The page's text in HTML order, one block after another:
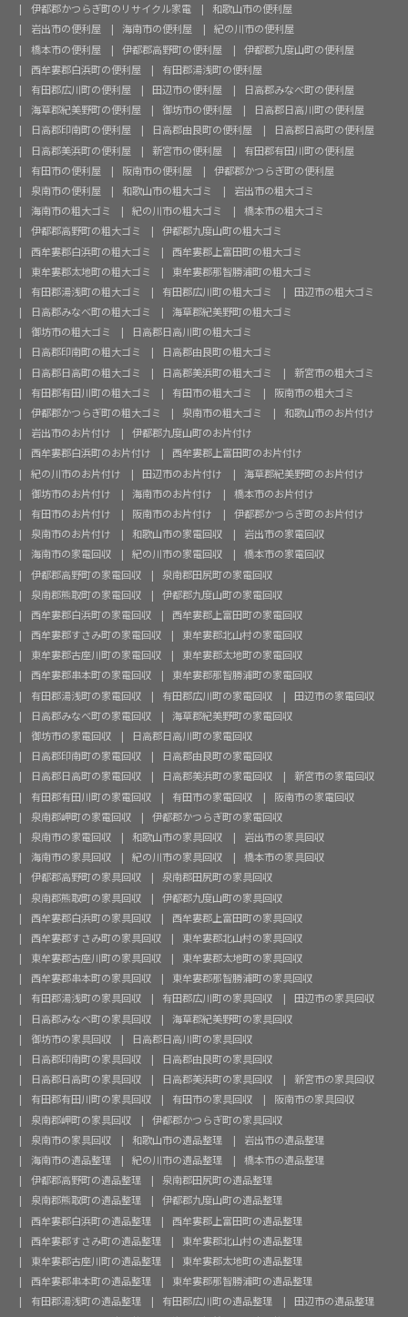
伊都郡かつらぎ町のリサイクル家電
和歌山市の便利屋
岩出市の便利屋
海南市の便利屋
紀の川市の便利屋
橋本市の便利屋
伊都郡高野町の便利屋
伊都郡九度山町の便利屋
西牟婁郡白浜町の便利屋
有田郡湯浅町の便利屋
有田郡広川町の便利屋
田辺市の便利屋
日高郡みなべ町の便利屋
海草郡紀美野町の便利屋
御坊市の便利屋
日高郡日高川町の便利屋
日高郡印南町の便利屋
日高郡由良町の便利屋
日高郡日高町の便利屋
日高郡美浜町の便利屋
新宮市の便利屋
有田郡有田川町の便利屋
有田市の便利屋
阪南市の便利屋
伊都郡かつらぎ町の便利屋
泉南市の便利屋
和歌山市の粗大ゴミ
岩出市の粗大ゴミ
海南市の粗大ゴミ
紀の川市の粗大ゴミ
橋本市の粗大ゴミ
伊都郡高野町の粗大ゴミ
伊都郡九度山町の粗大ゴミ
西牟婁郡白浜町の粗大ゴミ
西牟婁郡上富田町の粗大ゴミ
東牟婁郡太地町の粗大ゴミ
東牟婁郡那智勝浦町の粗大ゴミ
有田郡湯浅町の粗大ゴミ
有田郡広川町の粗大ゴミ
田辺市の粗大ゴミ
日高郡みなべ町の粗大ゴミ
海草郡紀美野町の粗大ゴミ
御坊市の粗大ゴミ
日高郡日高川町の粗大ゴミ
日高郡印南町の粗大ゴミ
日高郡由良町の粗大ゴミ
日高郡日高町の粗大ゴミ
日高郡美浜町の粗大ゴミ
新宮市の粗大ゴミ
有田郡有田川町の粗大ゴミ
有田市の粗大ゴミ
阪南市の粗大ゴミ
伊都郡かつらぎ町の粗大ゴミ
泉南市の粗大ゴミ
和歌山市のお片付け
岩出市のお片付け
伊都郡九度山町のお片付け
西牟婁郡白浜町のお片付け
西牟婁郡上富田町のお片付け
紀の川市のお片付け
田辺市のお片付け
海草郡紀美野町のお片付け
御坊市のお片付け
海南市のお片付け
橋本市のお片付け
有田市のお片付け
阪南市のお片付け
伊都郡かつらぎ町のお片付け
泉南市のお片付け
和歌山市の家電回収
岩出市の家電回収
海南市の家電回収
紀の川市の家電回収
橋本市の家電回収
伊都郡高野町の家電回収
泉南郡田尻町の家電回収
泉南郡熊取町の家電回収
伊都郡九度山町の家電回収
西牟婁郡白浜町の家電回収
西牟婁郡上富田町の家電回収
西牟婁郡すさみ町の家電回収
東牟婁郡北山村の家電回収
東牟婁郡古座川町の家電回収
東牟婁郡太地町の家電回収
西牟婁郡串本町の家電回収
東牟婁郡那智勝浦町の家電回収
有田郡湯浅町の家電回収
有田郡広川町の家電回収
田辺市の家電回収
日高郡みなべ町の家電回収
海草郡紀美野町の家電回収
御坊市の家電回収
日高郡日高川町の家電回収
日高郡印南町の家電回収
日高郡由良町の家電回収
日高郡日高町の家電回収
日高郡美浜町の家電回収
新宮市の家電回収
有田郡有田川町の家電回収
有田市の家電回収
阪南市の家電回収
泉南郡岬町の家電回収
伊都郡かつらぎ町の家電回収
泉南市の家電回収
和歌山市の家具回収
岩出市の家具回収
海南市の家具回収
紀の川市の家具回収
橋本市の家具回収
伊都郡高野町の家具回収
泉南郡田尻町の家具回収
泉南郡熊取町の家具回収
伊都郡九度山町の家具回収
西牟婁郡白浜町の家具回収
西牟婁郡上富田町の家具回収
西牟婁郡すさみ町の家具回収
東牟婁郡北山村の家具回収
東牟婁郡古座川町の家具回収
東牟婁郡太地町の家具回収
西牟婁郡串本町の家具回収
東牟婁郡那智勝浦町の家具回収
有田郡湯浅町の家具回収
有田郡広川町の家具回収
田辺市の家具回収
日高郡みなべ町の家具回収
海草郡紀美野町の家具回収
御坊市の家具回収
日高郡日高川町の家具回収
日高郡印南町の家具回収
日高郡由良町の家具回収
日高郡日高町の家具回収
日高郡美浜町の家具回収
新宮市の家具回収
有田郡有田川町の家具回収
有田市の家具回収
阪南市の家具回収
泉南郡岬町の家具回収
伊都郡かつらぎ町の家具回収
泉南市の家具回収
和歌山市の遺品整理
岩出市の遺品整理
海南市の遺品整理
紀の川市の遺品整理
橋本市の遺品整理
伊都郡高野町の遺品整理
泉南郡田尻町の遺品整理
泉南郡熊取町の遺品整理
伊都郡九度山町の遺品整理
西牟婁郡白浜町の遺品整理
西牟婁郡上富田町の遺品整理
西牟婁郡すさみ町の遺品整理
東牟婁郡北山村の遺品整理
東牟婁郡古座川町の遺品整理
東牟婁郡太地町の遺品整理
西牟婁郡串本町の遺品整理
東牟婁郡那智勝浦町の遺品整理
有田郡湯浅町の遺品整理
有田郡広川町の遺品整理
田辺市の遺品整理